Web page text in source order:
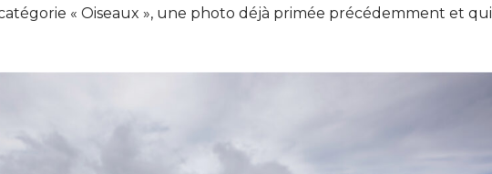
« Oiseaux », une photo déjà primée précédemment et qui